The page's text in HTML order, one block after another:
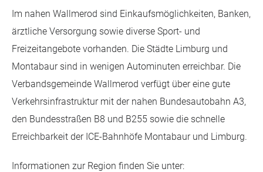
Im nahen Wallmerod sind Einkaufsmöglichkeiten, Banken,
ärztliche Versorgung sowie diverse Sport- und
Freizeitangebote vorhanden. Die Städte Limburg und
Montabaur sind in wenigen Autominuten erreichbar. Die
Verbandsgemeinde Wallmerod verfügt über eine gute
Verkehrsinfrastruktur mit der nahen Bundesautobahn A3,
den Bundesstraßen B8 und B255 sowie die schnelle
Erreichbarkeit der ICE-Bahnhöfe Montabaur und Limburg.
Informationen zur Region finden Sie unter: